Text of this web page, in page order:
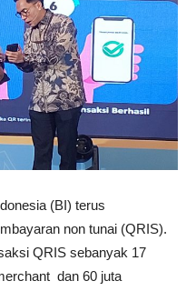
(BI) terus
non tunai (QRIS).
QRIS sebanyak 17
dan 60 juta